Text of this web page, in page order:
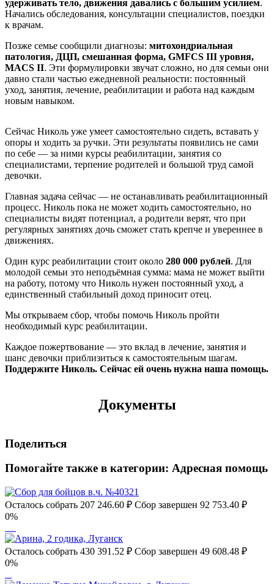
удерживать тело, движения давались с большим усилием.
Начались обследования, консультации специалистов, поездки
к врачам.
Позже семье сообщили диагнозы: митохондриальная
патология, ДЦП, смешанная форма, GMFCS III уровня,
MACS II. Эти формулировки звучат сложно, но для семьи они
давно стали частью ежедневной реальности: постоянный
уход, занятия, лечение, реабилитации и работа над каждым
новым навыком.
Сейчас Николь уже умеет самостоятельно сидеть, вставать у
опоры и ходить за ручки. Эти результаты появились не сами
по себе — за ними курсы реабилитации, занятия со
специалистами, терпение родителей и большой труд самой
девочки.
Главная задача сейчас — не останавливать реабилитационный
процесс. Николь пока не может ходить самостоятельно, но
специалисты видят потенциал, а родители верят, что при
регулярных занятиях дочь сможет стать крепче и увереннее в
движениях.
Один курс реабилитации стоит около 280 000 рублей. Для
молодой семьи это неподъёмная сумма: мама не может выйти
на работу, потому что Николь нужен постоянный уход, а
единственный стабильный доход приносит отец.
Мы открываем сбор, чтобы помочь Николь пройти
необходимый курс реабилитации.
Каждое пожертвование — это вклад в лечение, занятия и
шанс девочки приблизиться к самостоятельным шагам.
Поддержите Николь. Сейчас ей очень нужна наша помощь.
Документы
Поделиться
Помогайте также в категории: Адресная помощь
Осталось собрать 207 246.60 ₽ Сбор завершен 92 753.40 ₽
0%
Осталось собрать 430 391.52 ₽ Сбор завершен 49 608.48 ₽
0%